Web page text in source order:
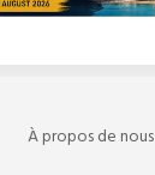
À propos de nous